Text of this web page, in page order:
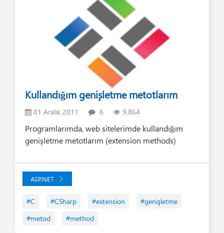
Kullandığım genişletme metotlarım
01 Aralık 2011 6 9.864
Programlarımda, web sitelerimde kullandığım
genişletme metotlarım (extension methods)
ASP.NET
#C #CSharp #extension
#genişletme
#metod
#method